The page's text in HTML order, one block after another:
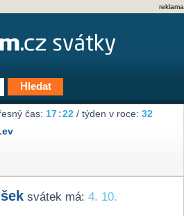
reklama
čas:17 22 / týden v roce:32
svátek má: 4. 10.